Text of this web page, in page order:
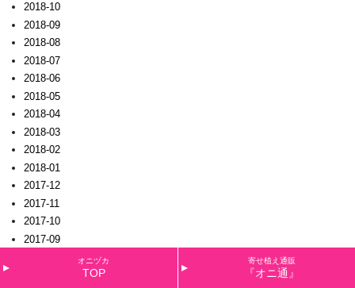
2018-10
2018-09
2018-08
2018-07
2018-06
2018-05
2018-04
2018-03
2018-02
2018-01
2017-12
2017-11
2017-10
2017-09
オニヅカ
TOP
寄せ植え通販
『オニ通』